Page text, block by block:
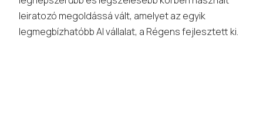
leiratozó megoldássá vált, amelyet az egyik
legmegbízhatóbb AI vállalat, a Régens fejlesztett ki.